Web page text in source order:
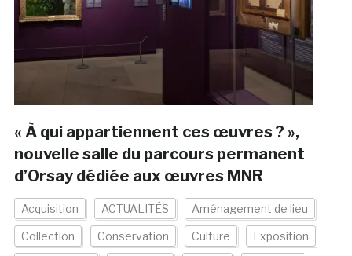
« À qui appartiennent ces œuvres ? »,
nouvelle salle du parcours permanent
d’Orsay dédiée aux œuvres MNR
Acquisition ACTUALITÉS Aménagement de lieu
Collection Conservation Culture Exposition